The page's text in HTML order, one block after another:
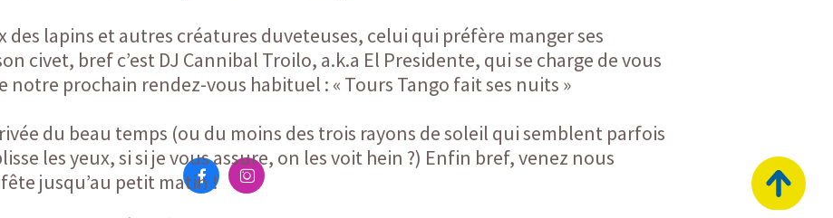
 
des lapins et autres créatures duveteuses, celui qui préfère manger ses
civet, bref c’est DJ Cannibal Troilo, a.k.a El Presidente, qui se charge de vous
prochain rendez-vous habituel : « Tours Tango fait ses nuits »
du beau temps (ou du moins des trois rayons de soleil qui semblent parfois
les yeux, si si je vous assure, on les voit hein ?) Enfin bref, venez nous
jusqu’au petit matin !